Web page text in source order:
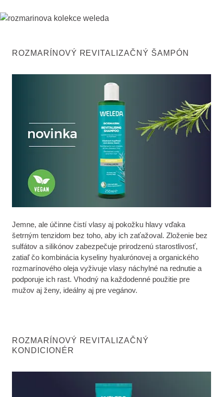
ROZMARÍNOVÝ REVITALIZAČNÝ ŠAMPÓN
Jemne, ale účinne čistí vlasy aj pokožku hlavy vďaka
šetrným tenzidom bez toho, aby ich zaťažoval. Zloženie bez
sulfátov a silikónov zabezpečuje prirodzenú starostlivosť,
zatiaľ čo kombinácia kyseliny hyalurónovej a organického
rozmarínového oleja vyživuje vlasy náchylné na rednutie a
podporuje ich rast. Vhodný na každodenné použitie pre
mužov aj ženy, ideálny aj pre vegánov.
ROZMARÍNOVÝ REVITALIZAČNÝ
KONDICIONÉR